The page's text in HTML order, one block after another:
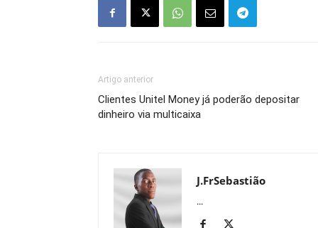
Artigo anterior
Clientes Unitel Money já poderão depositar
dinheiro via multicaixa
J.FrSebastião
...